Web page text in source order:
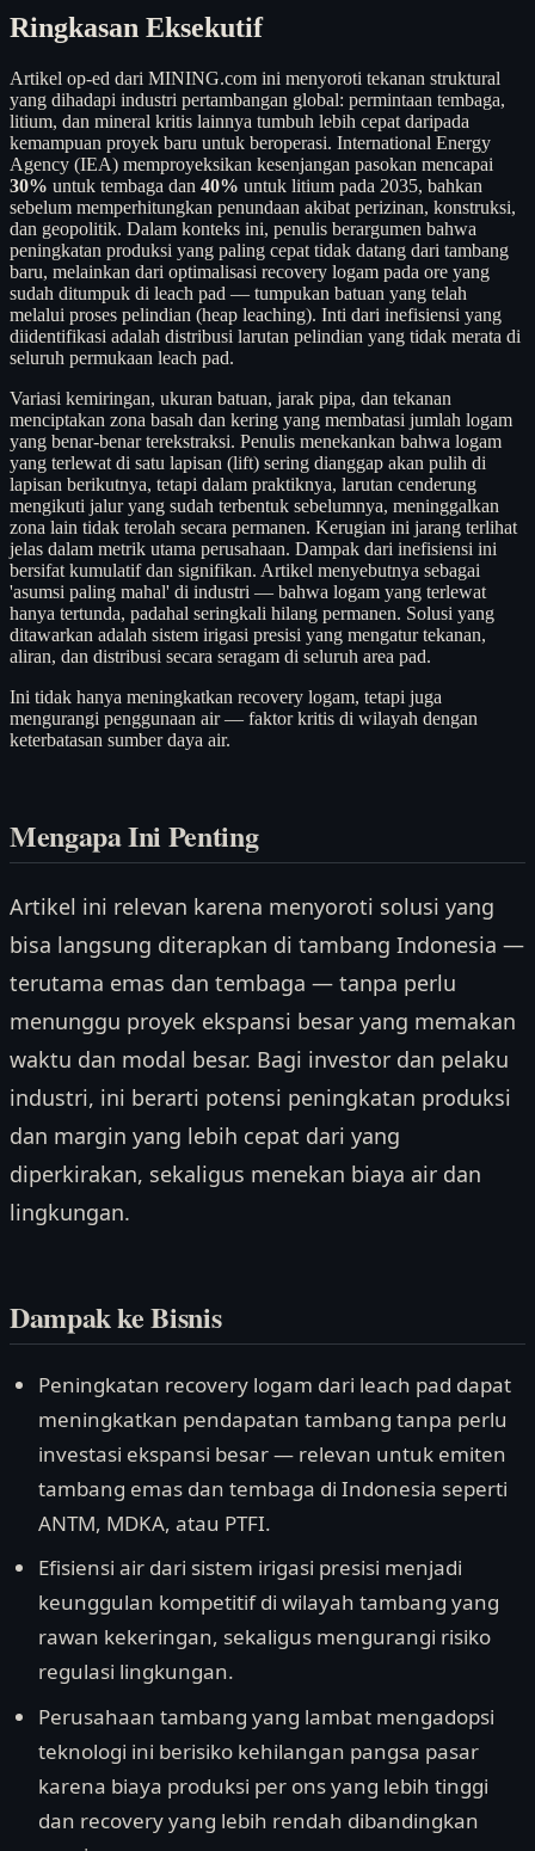
Ringkasan Eksekutif
Artikel op-ed dari MINING.com ini menyoroti tekanan struktural
yang dihadapi industri pertambangan global: permintaan tembaga,
litium, dan mineral kritis lainnya tumbuh lebih cepat daripada
kemampuan proyek baru untuk beroperasi. International Energy
Agency (IEA) memproyeksikan kesenjangan pasokan mencapai
30% untuk tembaga dan 40% untuk litium pada 2035, bahkan
sebelum memperhitungkan penundaan akibat perizinan, konstruksi,
dan geopolitik. Dalam konteks ini, penulis berargumen bahwa
peningkatan produksi yang paling cepat tidak datang dari tambang
baru, melainkan dari optimalisasi recovery logam pada ore yang
sudah ditumpuk di leach pad — tumpukan batuan yang telah
melalui proses pelindian (heap leaching). Inti dari inefisiensi yang
diidentifikasi adalah distribusi larutan pelindian yang tidak merata di
seluruh permukaan leach pad.
Variasi kemiringan, ukuran batuan, jarak pipa, dan tekanan
menciptakan zona basah dan kering yang membatasi jumlah logam
yang benar-benar terekstraksi. Penulis menekankan bahwa logam
yang terlewat di satu lapisan (lift) sering dianggap akan pulih di
lapisan berikutnya, tetapi dalam praktiknya, larutan cenderung
mengikuti jalur yang sudah terbentuk sebelumnya, meninggalkan
zona lain tidak terolah secara permanen. Kerugian ini jarang terlihat
jelas dalam metrik utama perusahaan. Dampak dari inefisiensi ini
bersifat kumulatif dan signifikan. Artikel menyebutnya sebagai
'asumsi paling mahal' di industri — bahwa logam yang terlewat
hanya tertunda, padahal seringkali hilang permanen. Solusi yang
ditawarkan adalah sistem irigasi presisi yang mengatur tekanan,
aliran, dan distribusi secara seragam di seluruh area pad.
Ini tidak hanya meningkatkan recovery logam, tetapi juga
mengurangi penggunaan air — faktor kritis di wilayah dengan
keterbatasan sumber daya air.
Mengapa Ini Penting
Artikel ini relevan karena menyoroti solusi yang
bisa langsung diterapkan di tambang Indonesia —
terutama emas dan tembaga — tanpa perlu
menunggu proyek ekspansi besar yang memakan
waktu dan modal besar. Bagi investor dan pelaku
industri, ini berarti potensi peningkatan produksi
dan margin yang lebih cepat dari yang
diperkirakan, sekaligus menekan biaya air dan
lingkungan.
Dampak ke Bisnis
Peningkatan recovery logam dari leach pad dapat
meningkatkan pendapatan tambang tanpa perlu
investasi ekspansi besar — relevan untuk emiten
tambang emas dan tembaga di Indonesia seperti
ANTM, MDKA, atau PTFI.
Efisiensi air dari sistem irigasi presisi menjadi
keunggulan kompetitif di wilayah tambang yang
rawan kekeringan, sekaligus mengurangi risiko
regulasi lingkungan.
Perusahaan tambang yang lambat mengadopsi
teknologi ini berisiko kehilangan pangsa pasar
karena biaya produksi per ons yang lebih tinggi
dan recovery yang lebih rendah dibandingkan